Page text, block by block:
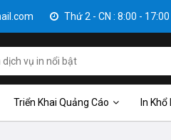
Thứ 2 - CN : 8:00 - 17:00
Triển Khai Quảng Cáo In Khổ